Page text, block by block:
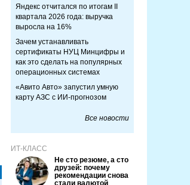
Яндекс отчитался по итогам II
квартала 2026 года: выручка
выросла на 16%
Зачем устанавливать
сертификаты НУЦ Минцифры и
как это сделать на популярных
операционных системах
«Авито Авто» запустил умную
карту АЗС с ИИ-прогнозом
Все новости
ИТ-КЛАСС
Не сто резюме, а сто
друзей: почему
рекомендации снова
стали валютой